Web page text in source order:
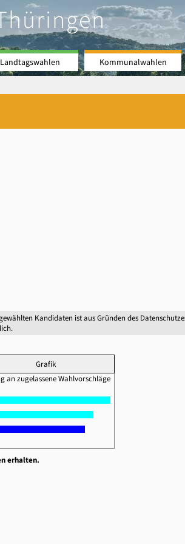
Landtagswahlen Kommunalwahlen
Kandidaten ist aus Gründen des
Grafik
an zugelassene Wahlvorschläge
erhalten.